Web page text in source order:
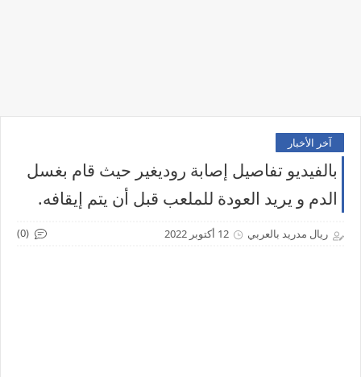
آخر الأخبار
بالفيديو تفاصيل إصابة روديغير حيث قام بغسل
الدم و يريد العودة للملعب قبل أن يتم إيقافه.
ريال مدريد بالعربي 12 أكتوبر 2022 (0)